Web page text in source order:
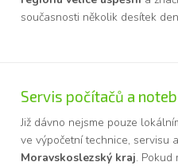
současnosti několik desítek
Servis počítačů a
Již dávno nejsme pouze
ve výpočetní technice, servisu
Moravskoslezský kraj. Pokud